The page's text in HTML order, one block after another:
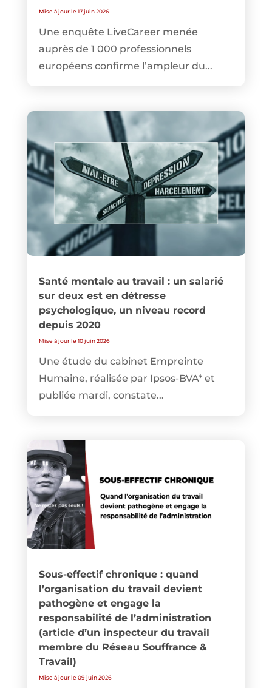
Mise à jour le 17 juin 2026
Une enquête LiveCareer menée
auprès de 1 000 professionnels
européens confirme l’ampleur du...
Santé mentale au travail : un salarié
sur deux est en détresse
psychologique, un niveau record
depuis 2020
Mise à jour le 10 juin 2026
Une étude du cabinet Empreinte
Humaine, réalisée par Ipsos-BVA* et
publiée mardi, constate...
Sous-effectif chronique : quand
l’organisation du travail devient
pathogène et engage la
responsabilité de l’administration
(article d’un inspecteur du travail
membre du Réseau Souffrance &
Travail)
Mise à jour le 09 juin 2026